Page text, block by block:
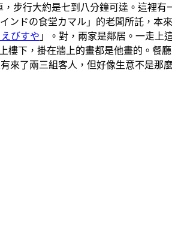
步行大約是七到八分鐘可達。這裡有
ンドの食堂カマル」的老闆所託，本
びすや 」。對，兩家是鄰居。一走上
樓下，掛在牆上的畫都是他畫的。餐
來了兩三組客人，但好像生意不是那